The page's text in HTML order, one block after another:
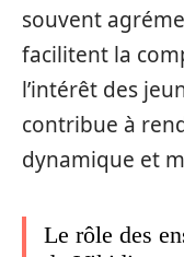
souvent
facilitent la
l’intérêt des
contribue à
dynamique et
Le rôle des